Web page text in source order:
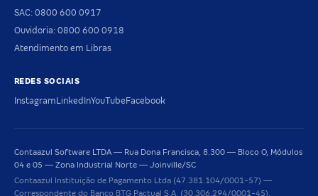
SAC: 0800 600 0917
Ouvidoria: 0800 600 0918
Atendimento em Libras
REDES SOCIAIS
InstagramLinkedInYouTubeFacebook
Contaazul Software LTDA — Rua Dona Francisca, 8.300 — Bloco O, Módulos
04 e 05 — Zona Industrial Norte — Joinville/SC
Contaazul Instituição de Pagamento Ltda (47.381.104/0001-57) —
Correspondente do Banco BTG Pactual S.A. (30.306.294/0001-45).